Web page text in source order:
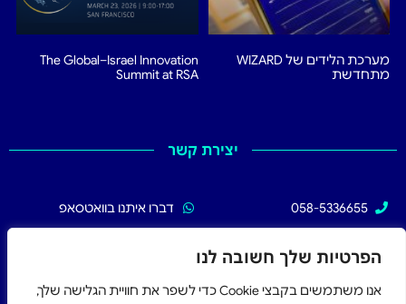
הפרטיות שלך חשובה לנו
אנו משתמשים בקבצי Cookie כדי לשפר את חוויית הגלישה שלך,
מערכת הלידים של WIZARD
מתחדשת
The Global–Israel Innovation
Summit at RSA
יצירת קשר
058-5336655
דברו איתנו בוואטסאפ